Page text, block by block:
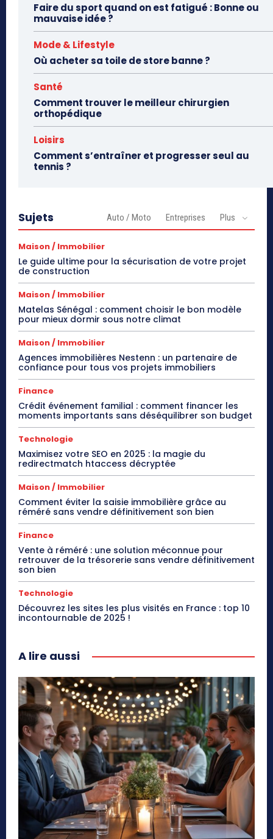
Faire du sport quand on est fatigué : Bonne ou
mauvaise idée ?
Mode & Lifestyle
Où acheter sa toile de store banne ?
Santé
Comment trouver le meilleur chirurgien
orthopédique
Loisirs
Comment s’entraîner et progresser seul au
tennis ?
Sujets Auto / Moto Entreprises Plus
Maison / Immobilier
Le guide ultime pour la sécurisation de votre projet
de construction
Maison / Immobilier
Matelas Sénégal : comment choisir le bon modèle
pour mieux dormir sous notre climat
Maison / Immobilier
Agences immobilières Nestenn : un partenaire de
confiance pour tous vos projets immobiliers
Finance
Crédit événement familial : comment financer les
moments importants sans déséquilibrer son budget
Technologie
Maximisez votre SEO en 2025 : la magie du
redirectmatch htaccess décryptée
Maison / Immobilier
Comment éviter la saisie immobilière grâce au
réméré sans vendre définitivement son bien
Finance
Vente à réméré : une solution méconnue pour
retrouver de la trésorerie sans vendre définitivement
son bien
Technologie
Découvrez les sites les plus visités en France : top 10
incontournable de 2025 !
A lire aussi